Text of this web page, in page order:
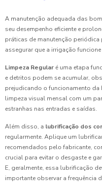
A manutenção adequada das
seu desempenho eficiente e
práticas de manutenção
assegurar que a irrigação
Limpeza Regular é uma etapa
e detritos podem se acumular,
prejudicando o funcionamento da
limpeza visual mensal com um
estranhas nas entradas e saídas.
Além disso, a lubrificação dos
regularmente. Aplique um
recomendados pelo fabricante,
crucial para evitar o desgaste e
E, geralmente, essa lubrificação
importante observar a frequência